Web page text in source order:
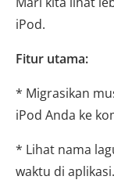
iPod.
Fitur utama:
* Migrasikan
iPod Anda ke
* Lihat nama
waktu di aplikasi.